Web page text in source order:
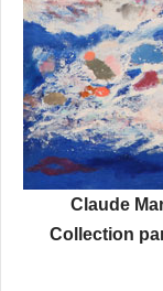
Claude
Collection